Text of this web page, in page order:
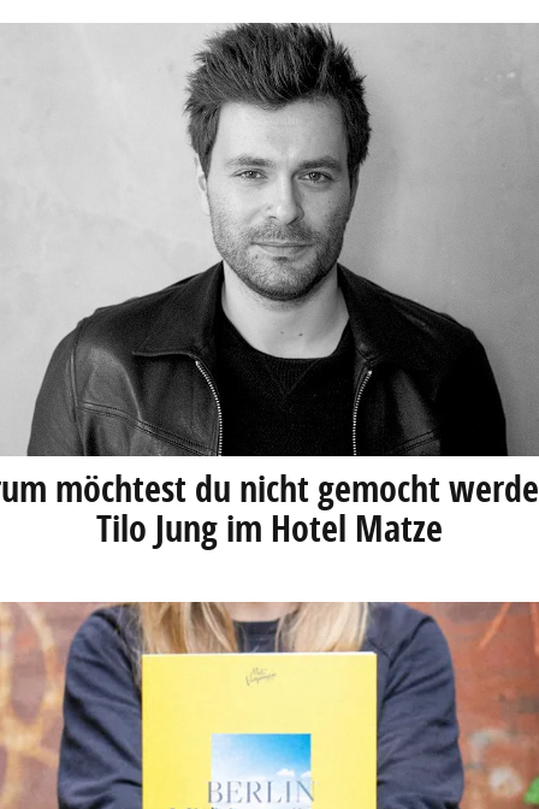
möchtest du nicht gemocht
Tilo Jung im Hotel Matze